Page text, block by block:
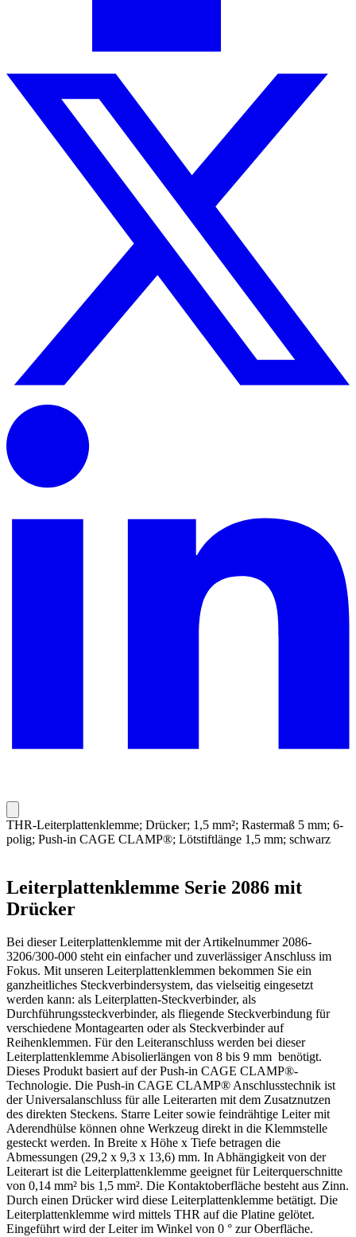
THR-Leiterplattenklemme; Drücker; 1,5 mm²; Rastermaß 5 mm; 6-
polig; Push-in CAGE CLAMP®; Lötstiftlänge 1,5 mm; schwarz
Leiterplattenklemme Serie 2086 mit
Drücker
Bei dieser Leiterplattenklemme mit der Artikelnummer 2086-
3206/300-000 steht ein einfacher und zuverlässiger Anschluss im
Fokus. Mit unseren Leiterplattenklemmen bekommen Sie ein
ganzheitliches Steckverbindersystem, das vielseitig eingesetzt
werden kann: als Leiterplatten-Steckverbinder, als
Durchführungssteckverbinder, als fliegende Steckverbindung für
verschiedene Montagearten oder als Steckverbinder auf
Reihenklemmen. Für den Leiteranschluss werden bei dieser
Leiterplattenklemme Abisolierlängen von 8 bis 9 mm benötigt.
Dieses Produkt basiert auf der Push-in CAGE CLAMP®-
Technologie. Die Push-in CAGE CLAMP® Anschlusstechnik ist
der Universalanschluss für alle Leiterarten mit dem Zusatznutzen
des direkten Steckens. Starre Leiter sowie feindrähtige Leiter mit
Aderendhülse können ohne Werkzeug direkt in die Klemmstelle
gesteckt werden. In Breite x Höhe x Tiefe betragen die
Abmessungen (29,2 x 9,3 x 13,6) mm. In Abhängigkeit von der
Leiterart ist die Leiterplattenklemme geeignet für Leiterquerschnitte
von 0,14 mm² bis 1,5 mm². Die Kontaktoberfläche besteht aus Zinn.
Durch einen Drücker wird diese Leiterplattenklemme betätigt. Die
Leiterplattenklemme wird mittels THR auf die Platine gelötet.
Eingeführt wird der Leiter im Winkel von 0 ° zur Oberfläche.